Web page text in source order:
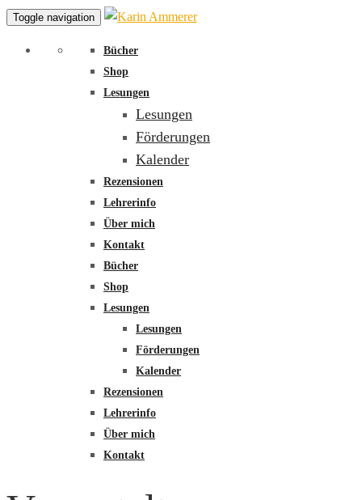
Toggle navigation
Bücher
Shop
Lesungen
Lesungen
Förderungen
Kalender
Rezensionen
Lehrerinfo
Über mich
Kontakt
Bücher
Shop
Lesungen
Lesungen
Förderungen
Kalender
Rezensionen
Lehrerinfo
Über mich
Kontakt